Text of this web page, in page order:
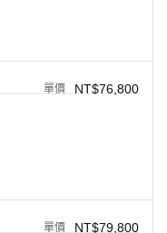
NT$76,800
NT$79,800